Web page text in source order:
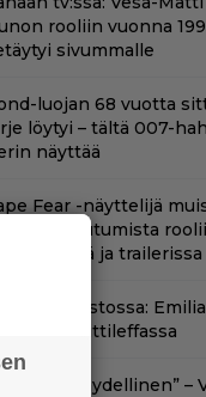
rooliin vuonna
sivummalle
luojan 68 vuotta
löytyi – tältä 007-
näyttää
Fear -näyttelijä
paneutumista
kielillä ja
suoratoistossa:
hittileffassa
täydellinen”